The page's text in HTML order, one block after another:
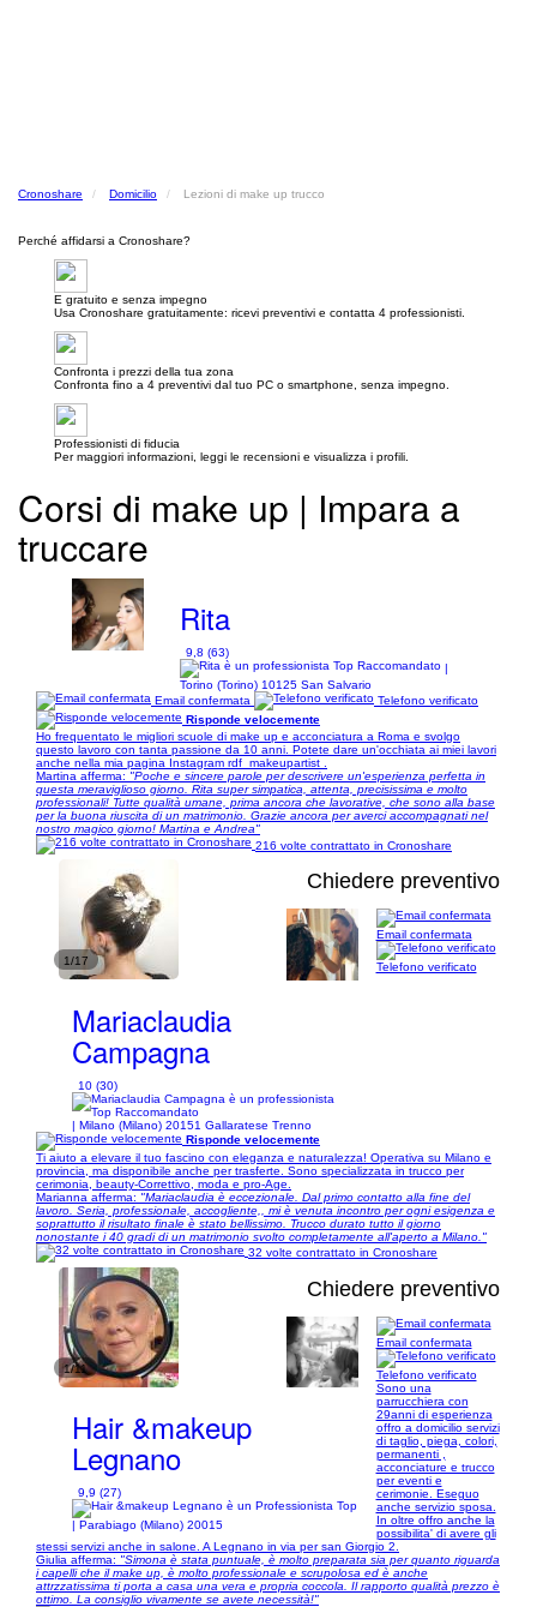
Cronoshare Domicilio Lezioni di make up trucco
Perché affidarsi a Cronoshare?
E gratuito e senza impegno
Usa Cronoshare gratuitamente: ricevi preventivi e contatta 4 professionisti.
Confronta i prezzi della tua zona
Confronta fino a 4 preventivi dal tuo PC o smartphone, senza impegno.
Professionisti di fiducia
Per maggiori informazioni, leggi le recensioni e visualizza i profili.
Corsi di make up | Impara a
truccare
Rita
9,8 (63)
|
Torino (Torino) 10125 San Salvario
Email confermata
Telefono verificato
Risponde velocemente
Ho frequentato le migliori scuole di make up e acconciatura a Roma e svolgo
questo lavoro con tanta passione da 10 anni. Potete dare un'occhiata ai miei lavori
anche nella mia pagina Instagram rdf_makeupartist .
Martina afferma: "Poche e sincere parole per descrivere un'esperienza perfetta in
questa meraviglioso giorno. Rita super simpatica, attenta, precisissima e molto
professionali! Tutte qualità umane, prima ancora che lavorative, che sono alla base
per la buona riuscita di un matrimonio. Grazie ancora per averci accompagnati nel
nostro magico giorno! Martina e Andrea"
216 volte contrattato in Cronoshare
1/17
Chiedere preventivo
Mariaclaudia
Campagna
10 (30)
| Milano (Milano) 20151 Gallaratese Trenno
Email confermata
Telefono verificato
Risponde velocemente
Ti aiuto a elevare il tuo fascino con eleganza e naturalezza! Operativa su Milano e
provincia, ma disponibile anche per trasferte. Sono specializzata in trucco per
cerimonia, beauty-Correttivo, moda e pro-Age.
Marianna afferma: "Mariaclaudia è eccezionale. Dal primo contatto alla fine del
lavoro. Seria, professionale, accogliente,, mi è venuta incontro per ogni esigenza e
soprattutto il risultato finale è stato bellissimo. Trucco durato tutto il giorno
nonostante i 40 gradi di un matrimonio svolto completamente all'aperto a Milano."
32 volte contrattato in Cronoshare
1/11
Chiedere preventivo
Hair &makeup
Legnano
9,9 (27)
| Parabiago (Milano) 20015
Email confermata
Telefono verificato
Sono una
parrucchiera con
29anni di esperienza
offro a domicilio servizi
di taglio, piega, colori,
permanenti ,
acconciature e trucco
per eventi e
cerimonie. Eseguo
anche servizio sposa.
In oltre offro anche la
possibilita' di avere gli
stessi servizi anche in salone. A Legnano in via per san Giorgio 2.
Giulia afferma: "Simona è stata puntuale, è molto preparata sia per quanto riguarda
i capelli che il make up, è molto professionale e scrupolosa ed è anche
attrzzatissima ti porta a casa una vera e propria coccola. Il rapporto qualità prezzo è
ottimo. La consiglio vivamente se avete necessità!"